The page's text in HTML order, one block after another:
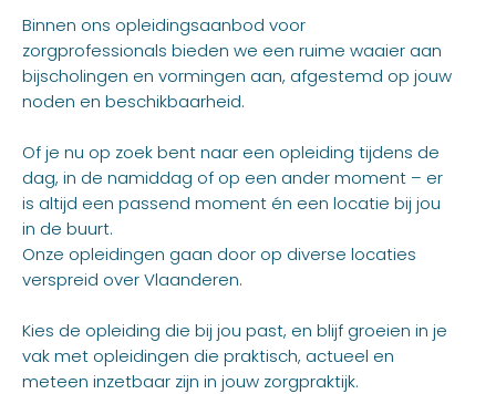
Binnen ons opleidingsaanbod voor
zorgprofessionals bieden we een ruime waaier aan
bijscholingen en vormingen aan, afgestemd op jouw
noden en beschikbaarheid.
Of je nu op zoek bent naar een opleiding tijdens de
dag, in de namiddag of op een ander moment – er
is altijd een passend moment én een locatie bij jou
in de buurt.
Onze opleidingen gaan door op diverse locaties
verspreid over Vlaanderen.
Kies de opleiding die bij jou past, en blijf groeien in je
vak met opleidingen die praktisch, actueel en
meteen inzetbaar zijn in jouw zorgpraktijk.